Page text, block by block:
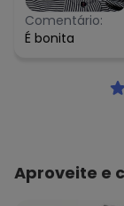
Comentário:
É bonita
Aproveite e